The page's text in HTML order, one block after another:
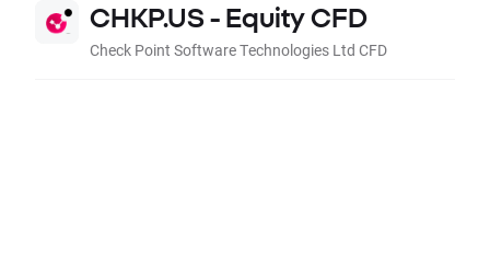
CHKP.US - Equity CFD
Check Point Software Technologies Ltd CFD